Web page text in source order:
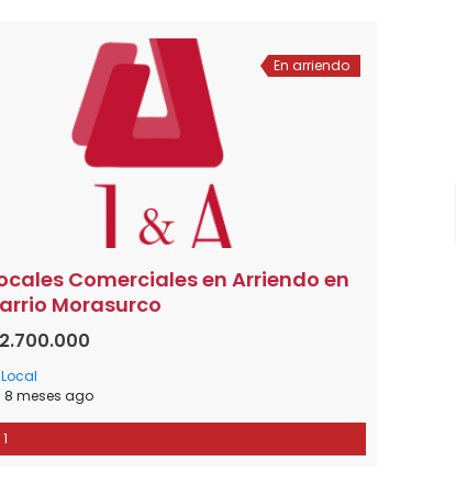
En arriendo
Comerciales en Arriendo en
Morasurco
Local
8 meses ago
1